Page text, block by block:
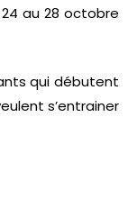
au 28 octobre
qui débutent
s’entrainer